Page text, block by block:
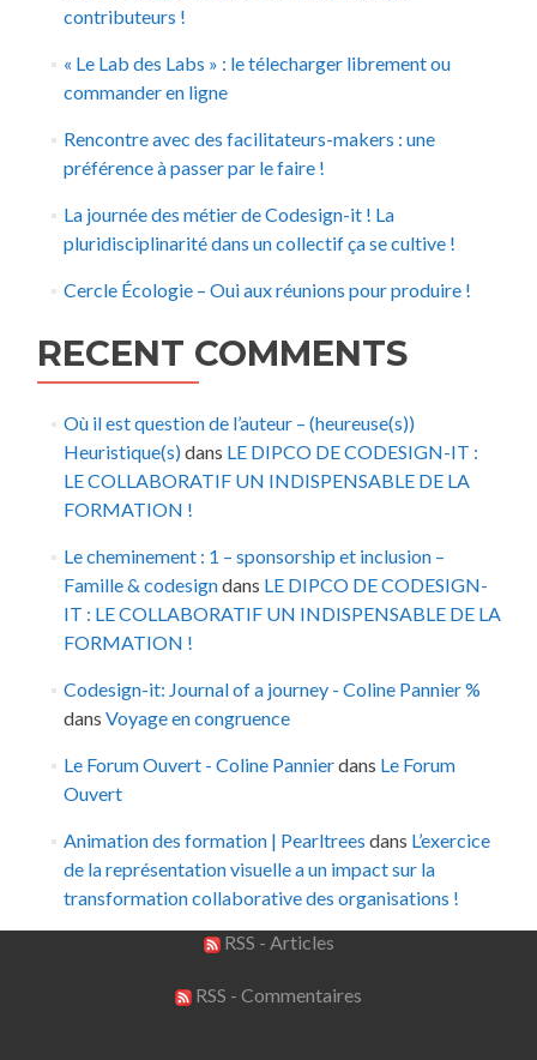
contributeurs !
« Le Lab des Labs » : le télecharger librement ou
commander en ligne
Rencontre avec des facilitateurs-makers : une
préférence à passer par le faire !
La journée des métier de Codesign-it ! La
pluridisciplinarité dans un collectif ça se cultive !
Cercle Écologie – Oui aux réunions pour produire !
RECENT COMMENTS
Où il est question de l’auteur – (heureuse(s))
Heuristique(s)dans LE DIPCO DE CODESIGN-IT :
LE COLLABORATIF UN INDISPENSABLE DE LA
FORMATION !
Le cheminement : 1 – sponsorship et inclusion –
Famille & codesigndans LE DIPCO DE CODESIGN-
IT : LE COLLABORATIF UN INDISPENSABLE DE LA
FORMATION !
Codesign-it: Journal of a journey - Coline Pannier %
dans Voyage en congruence
Le Forum Ouvert - Coline Pannierdans Le Forum
Ouvert
Animation des formation | Pearltrees dans L’exercice
de la représentation visuelle a un impact sur la
transformation collaborative des organisations !
RSS - Articles
RSS - Commentaires